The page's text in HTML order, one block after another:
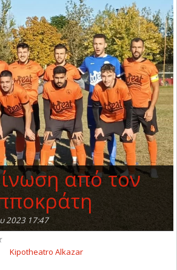
από τον
2023 17:47